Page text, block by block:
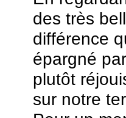
des très
différence
épargné
plutôt
sur notre